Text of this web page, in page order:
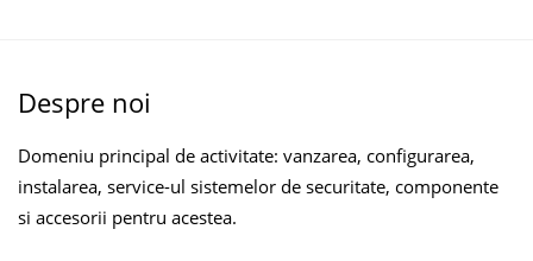
Despre noi
Domeniu principal de activitate: vanzarea, configurarea,
instalarea, service-ul sistemelor de securitate, componente
si accesorii pentru acestea.